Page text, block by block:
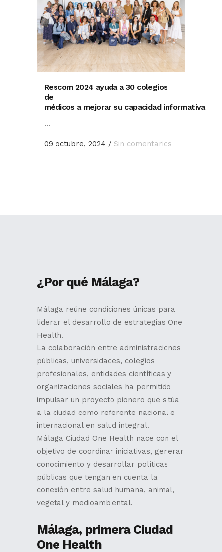
Rescom 2024 ayuda a 30 colegios
de
médicos a mejorar su capacidad informativa
...
09 octubre, 2024 / Sin comentarios
¿Por qué Málaga?
Málaga reúne condiciones únicas para
liderar el desarrollo de estrategias One
Health.
La colaboración entre administraciones
públicas, universidades, colegios
profesionales, entidades científicas y
organizaciones sociales ha permitido
impulsar un proyecto pionero que sitúa
a la ciudad como referente nacional e
internacional en salud integral.
Málaga Ciudad One Health nace con el
objetivo de coordinar iniciativas, generar
conocimiento y desarrollar políticas
públicas que tengan en cuenta la
conexión entre salud humana, animal,
vegetal y medioambiental.
Málaga, primera Ciudad
One Health